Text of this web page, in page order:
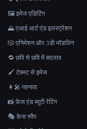
🖼️ इमेज एडिटिंग
🌄 एआई आर्ट एंड इलस्ट्रेशन
🎲 एनिमेशन और 3डी मॉडलिंग
🔁 छवि से छवि में बदलाव
🖌️ टेक्स्ट से इमेज
👩‍🎤 पहनावा
📸 फ़ेस एंड ब्यूटी रेटिंग
🎭 फ़ेस स्वैप